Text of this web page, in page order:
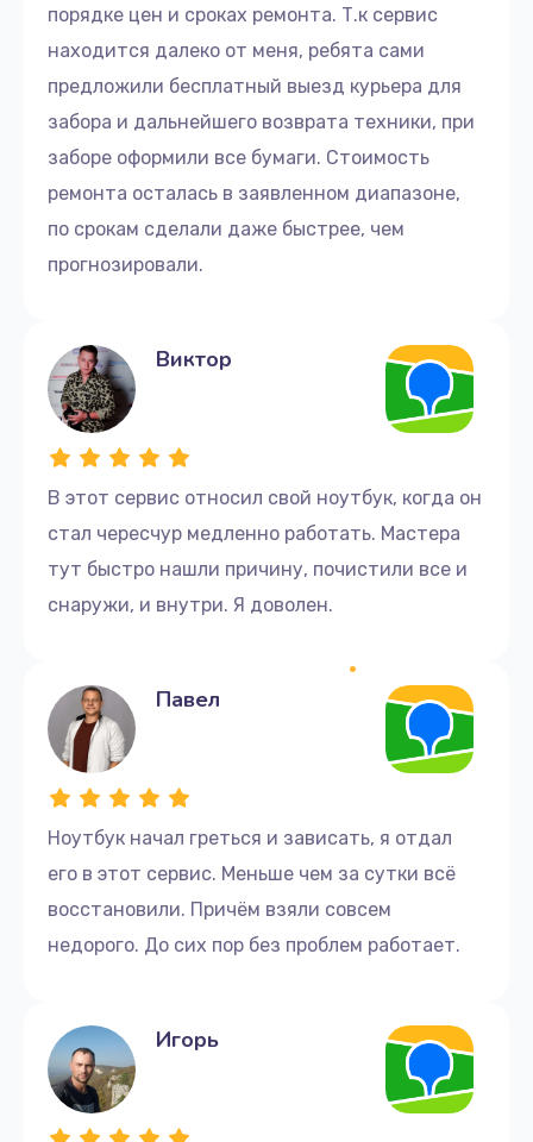
порядке цен и сроках ремонта. Т.к сервис
находится далеко от меня, ребята сами
предложили бесплатный выезд курьера для
забора и дальнейшего возврата техники, при
заборе оформили все бумаги. Стоимость
ремонта осталась в заявленном диапазоне,
по срокам сделали даже быстрее, чем
прогнозировали.
В этот сервис относил свой ноутбук, когда он
стал чересчур медленно работать. Мастера
тут быстро нашли причину, почистили все и
снаружи, и внутри. Я доволен.
Виктор
Ноутбук начал греться и зависать, я отдал
его в этот сервис. Меньше чем за сутки всё
восстановили. Причём взяли совсем
недорого. До сих пор без проблем работает.
Павел
Игорь